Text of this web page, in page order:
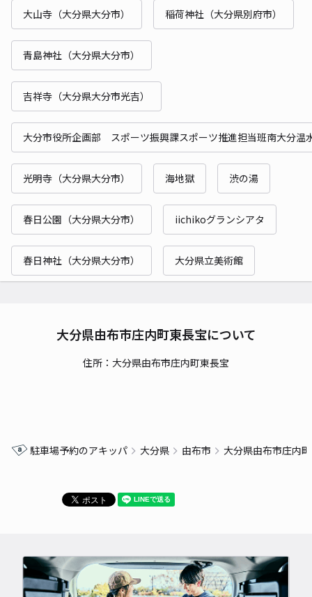
大山寺（大分県大分市） 稲荷神社（大分県別府市）
青島神社（大分県大分市）
吉祥寺（大分県大分市光吉）
大分市役所企画部 スポーツ振興課スポーツ推進担当班南大分温
光明寺（大分県大分市） 海地獄 渋の湯
春日公園（大分県大分市） iichikoグランシアタ
春日神社（大分県大分市） 大分県立美術館
大分県由布市庄内町東長宝について
住所：大分県由布市庄内町東長宝
駐車場予約のアキッパ 大分県 由布市 大分県由布市庄内